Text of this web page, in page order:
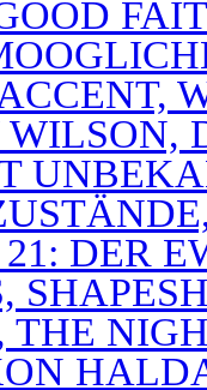
WILSON,
DER